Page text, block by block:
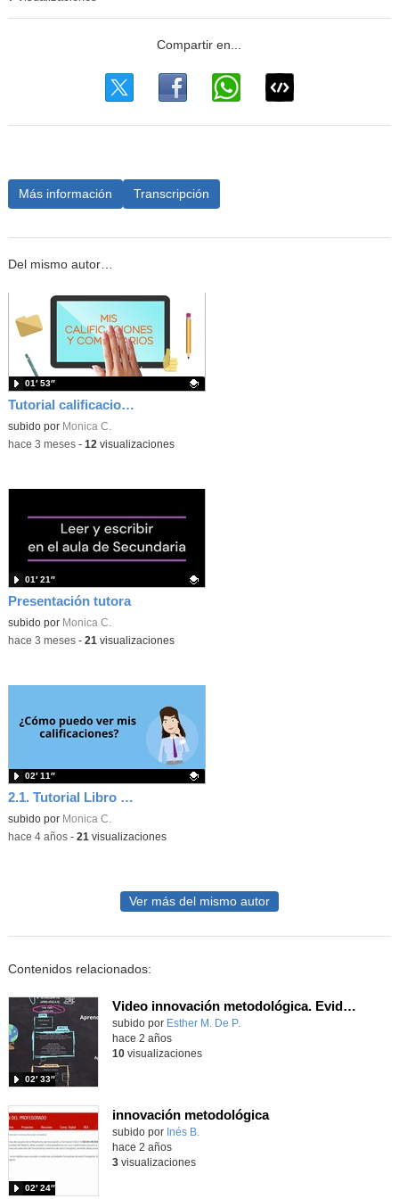
Más información Transcripción
Del mismo autor…
Tutorial calificaciones AV
Contenido educativo.
subido por Monica C.
01′ 53″
-hace 3 meses- 12 visualizaciones
Presentación tutora
Contenido educativo.
subido por Monica C.
01′ 21″
-hace 3 meses- 21 visualizaciones
2.1. Tutorial Libro de calificaciones
Contenido educativo.
subido por Monica C.
02′ 11″
-hace 4 años- 21 visualizaciones
Ver más del mismo autor
Contenidos relacionados:
Video innovación metodológica. Evidencias nivel B.
Contenido educativo.
subido por Esther M. De P.
02′ 33″
hace 2 años
10visualizaciones
innovación metodológica
Contenido educativo.
subido por Inés B.
02′ 24″
hace 2 años
3visualizaciones